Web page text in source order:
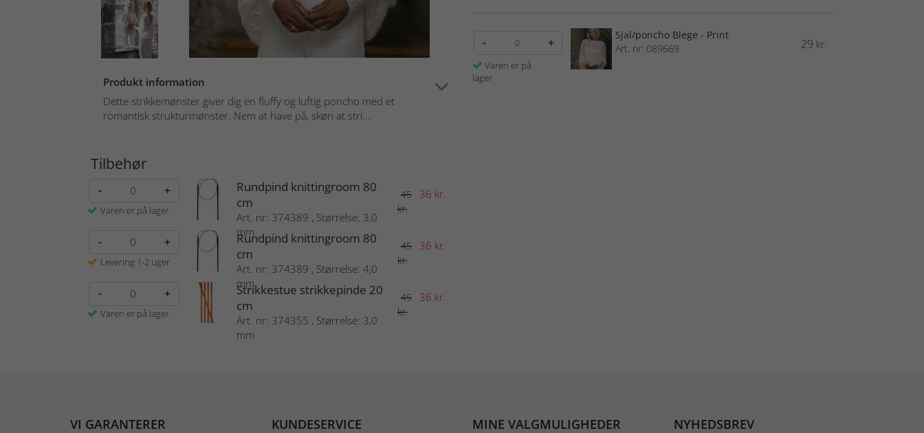
Produkt information
Dette strikkemønster giver dig en fluffy og luftig poncho med et
romantisk strukturmønster. Nem at have på, skøn at stri...
- +
Varen er på
lager
Sjal/poncho Blege - Print
Art. nr: 089669
29 kr.
Tilbehør
- +
Varen er på lager
Rundpind knittingroom 80
cm
Art. nr: 374389 , Størrelse: 3,0
mm
36 kr.
45
kr.
- +
Levering 1-2 uger
Rundpind knittingroom 80
cm
Art. nr: 374389 , Størrelse: 4,0
mm
36 kr.
45
kr.
- +
Varen er på lager
Strikkestue strikkepinde 20
cm
Art. nr: 374355 , Størrelse: 3,0
mm
36 kr.
45
kr.
VI GARANTERER KUNDESERVICE MINE VALGMULIGHEDER NYHEDSBREV